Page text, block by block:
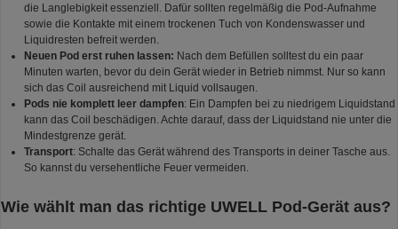
die Langlebigkeit essenziell. Dafür sollten regelmäßig die Pod-Aufnahme
sowie die Kontakte mit einem trockenen Tuch von Kondenswasser und
Liquidresten befreit werden.
Neuen Pod erst ruhen lassen: Nach dem Befüllen solltest du ein paar
Minuten warten, bevor du dein Gerät wieder in Betrieb nimmst. Nur so kann
sich das Coil ausreichend mit Liquid vollsaugen.
Pods nie komplett leer dampfen: Ein Dampfen bei zu niedrigem Liquidstand
kann das Coil beschädigen. Achte darauf, dass der Liquidstand nie unter die
Mindestgrenze gerät.
Transport: Schalte das Gerät während des Transports in deiner Tasche aus.
So kannst du versehentliche Feuer vermeiden.
Wie wählt man das richtige UWELL Pod-Gerät aus?